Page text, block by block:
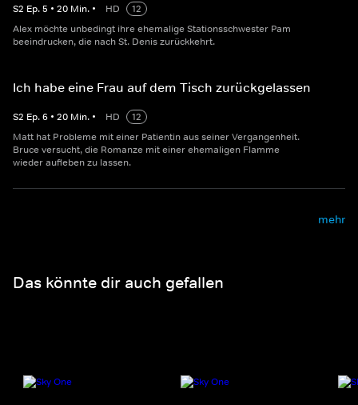
S2 Ep.5 • 20 Min. • HD
12
Alex möchte unbedingt ihre ehemalige Stationsschwester Pam
beeindrucken, die nach St. Denis zurückkehrt.
Ich habe eine Frau auf dem Tisch zurückgelassen
S2 Ep.6 • 20 Min. • HD
12
Matt hat Probleme mit einer Patientin aus seiner Vergangenheit.
Bruce versucht, die Romanze mit einer ehemaligen Flamme
wieder aufleben zu lassen.
mehr
Das könnte dir auch gefallen